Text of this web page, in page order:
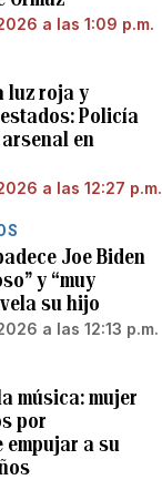
a las 1:09 p.m.
luz roja y
Policía
en
a las 12:27 p.m.
Joe Biden
y “muy
su hijo
a las 12:13 p.m.
música: mujer
por
empujar a su